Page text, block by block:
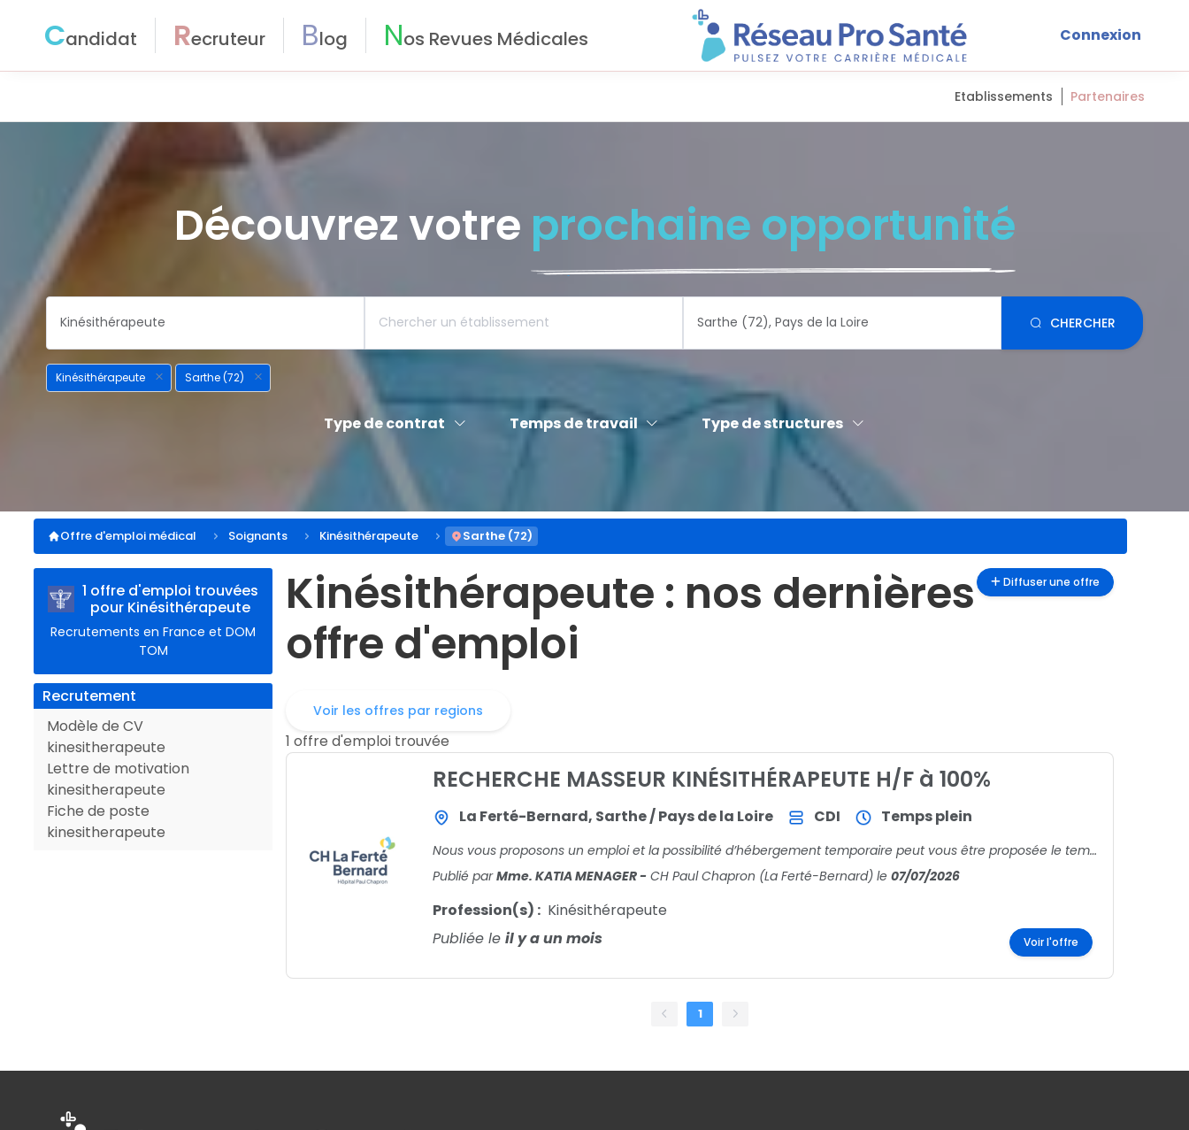
Candidat Recruteur Blog Nos Revues Médicales Connexion
Etablissements Partenaires
Découvrez votre prochaine opportunité
CHERCHER
Kinésithérapeute Sarthe (72)
Type de contrat Temps de travail Type de structures
Offre d'emploi médical Soignants Kinésithérapeute Sarthe (72)
1 offre d'emploi trouvées
pour Kinésithérapeute
Recrutements en France et DOM
TOM
Recrutement
Modèle de CV
kinesitherapeute
Lettre de motivation
kinesitherapeute
Fiche de poste
kinesitherapeute
Kinésithérapeute : nos dernières
offre d'emploi
Diffuser une offre
Voir les offres par regions
1 offre d'emploi trouvée
RECHERCHE MASSEUR KINÉSITHÉRAPEUTE H/F à 100%
La Ferté-Bernard, Sarthe / Pays de la Loire CDI Temps plein
Nous vous proposons un emploi et la possibilité d’hébergement temporaire peut vous être proposée le temps de trouver un logement sur place. L’Etablissement est disposé à financer les études
Publié parMme. KATIA MENAGER- CH Paul Chapron (La Ferté-Bernard) le 07/07/2026
Profession(s) : Kinésithérapeute
Publiée le il y a un mois Voir l'offre
1